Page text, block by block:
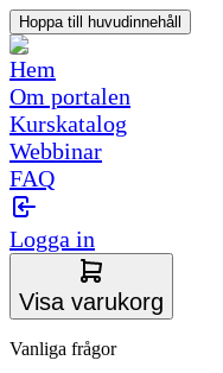
Hoppa till huvudinnehåll
Hem
Om portalen
Kurskatalog
Webbinar
FAQ
Logga in
Visa varukorg
Vanliga frågor